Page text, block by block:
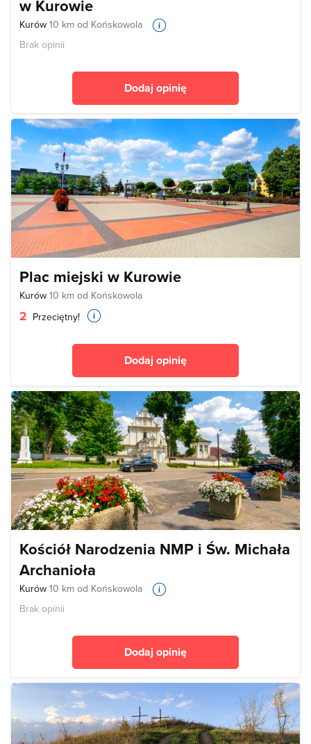
w Kurowie
Kurów 10 km od Końskowola
Brak opinii
Dodaj opinię
Plac miejski w Kurowie
Kurów 10 km od Końskowola
2 Przeciętny!
Dodaj opinię
Kościół Narodzenia NMP i Św. Michała
Archanioła
Kurów 10 km od Końskowola
Brak opinii
Dodaj opinię